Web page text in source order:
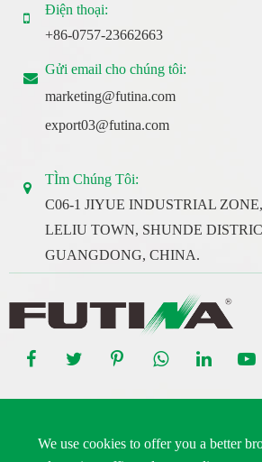
Điện thoại:
+86-0757-23662663
Gửi email cho chúng tôi:
marketing@futina.com
export03@futina.com
TÌm Chúng Tôi:
C06-1 JIYUE INDUSTRIAL
LELIU TOWN, SHUNDE
GUANGDONG, CHINA.
quyền.
We use cookies to offer you a better